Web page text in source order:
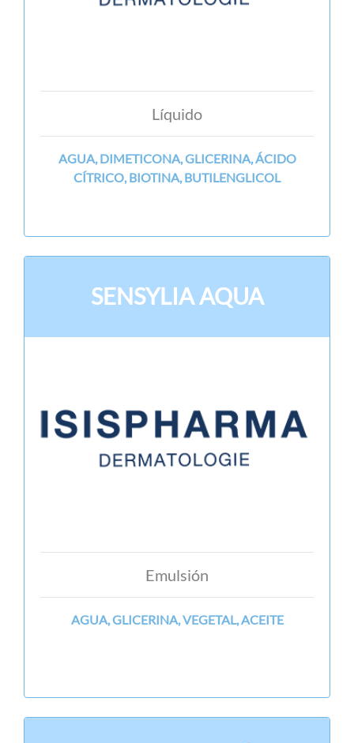
Líquido
AGUA, DIMETICONA, GLICERINA, ÁCIDO
CÍTRICO, BIOTINA, BUTILENGLICOL
SENSYLIA AQUA
Emulsión
AGUA, GLICERINA, VEGETAL, ACEITE